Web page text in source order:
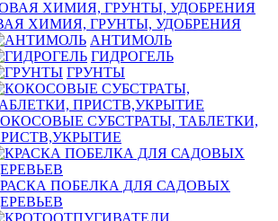
ХИМИЯ, ГРУНТЫ, УДОБРЕНИЯ
АНТИМОЛЬ
ГИДРОГЕЛЬ
ГРУНТЫ
СУБСТРАТЫ, ТАБЛЕТКИ,
ПОБЕЛКА ДЛЯ САДОВЫХ